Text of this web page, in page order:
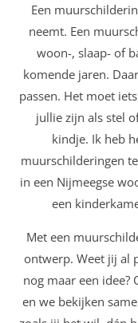
Een
neemt. Een
woon-, slaap- of
komende jaren.
passen. Het moet
jullie zijn als stel
kindje. Ik heb
muurschilderingen
in een Nijmeegse
een
Met een
ontwerp. Weet jij al
nog maar een idee?
en we bekijken